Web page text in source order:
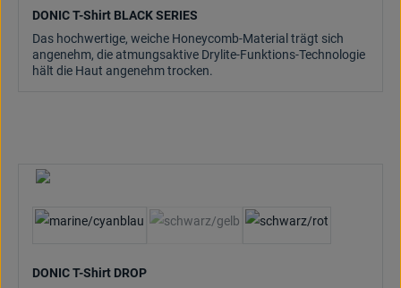
DONIC T-Shirt BLACK SERIES
Das hochwertige, weiche Honeycomb-Material trägt sich
angenehm, die atmungsaktive Drylite-Funktions-Technologie
hält die Haut angenehm trocken.
DONIC T-Shirt DROP